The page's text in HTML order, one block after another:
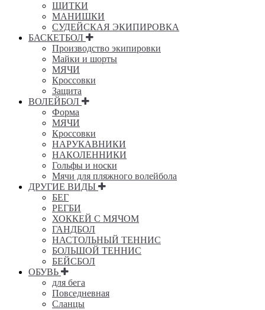
ЩИТКИ
МАНИШКИ
СУДЕЙСКАЯ ЭКИПИРОВКА
БАСКЕТБОЛ
Производство экипировки
Майки и шорты
МЯЧИ
Кроссовки
Защита
ВОЛЕЙБОЛ
Форма
МЯЧИ
Кроссовки
НАРУКАВНИКИ
НАКОЛЕННИКИ
Гольфы и носки
Мячи для пляжного волейбола
ДРУГИЕ ВИДЫ
БЕГ
РЕГБИ
ХОККЕЙ С МЯЧОМ
ГАНДБОЛ
НАСТОЛЬНЫЙ ТЕННИС
БОЛЬШОЙ ТЕННИС
БЕЙСБОЛ
ОБУВЬ
для бега
Повседневная
Сланцы